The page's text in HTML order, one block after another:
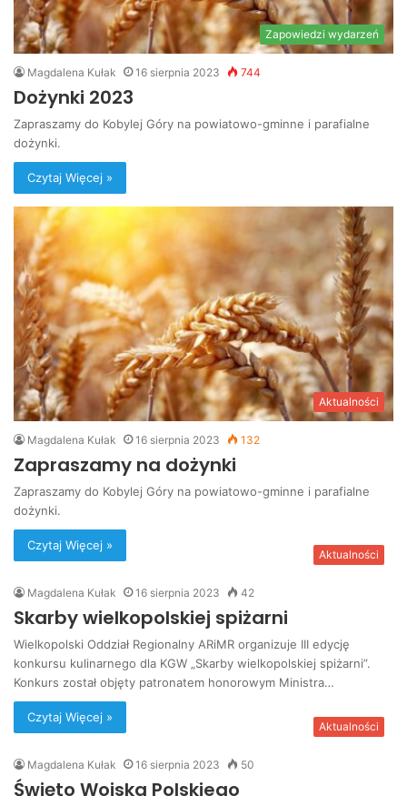
Zapowiedzi wydarzeń
Magdalena Kułak 16 sierpnia 2023 744
Dożynki 2023
Zapraszamy do Kobylej Góry na powiatowo-gminne i parafialne
dożynki.
Czytaj Więcej »
Aktualności
Magdalena Kułak 16 sierpnia 2023 132
Zapraszamy na dożynki
Zapraszamy do Kobylej Góry na powiatowo-gminne i parafialne
dożynki.
Czytaj Więcej »
Aktualności
Magdalena Kułak 16 sierpnia 2023 42
Skarby wielkopolskiej spiżarni
Wielkopolski Oddział Regionalny ARiMR organizuje III edycję
konkursu kulinarnego dla KGW „Skarby wielkopolskiej spiżarni”.
Konkurs został objęty patronatem honorowym Ministra…
Czytaj Więcej »
Aktualności
Magdalena Kułak 16 sierpnia 2023 50
Święto Wojska Polskiego